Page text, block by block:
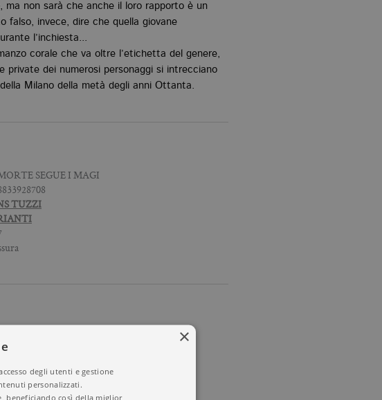
ma non sarà che anche il loro rapporto è un
falso, invece, dire che quella giovane
l’inchiesta...
corale che va oltre l’etichetta del genere,
private dei numerosi personaggi si intrecciano
Milano della metà degli anni Ottanta.
SEGUE I MAGI
TUZZI
×
degli utenti e gestione
personalizzati.
beneficiando così della miglior